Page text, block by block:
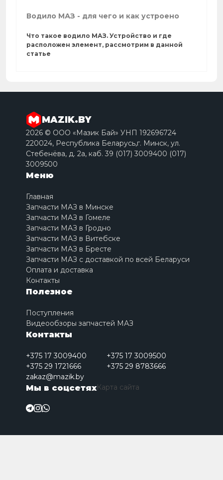
Водило МАЗ - для чего и как устроено
Что такое водило МАЗ. Устройство и где
расположен элемент, рассмотрим в данной
статье
MAZIK.BY
2026 © ООО «Мазик Бай» УНП 192696724
220024, Республика Беларусь,г. Минск, ул.
Стебенёва, д. 2a, каб. 39 (017) 3009400 (017)
3009500
Меню
Главная
Запчасти МАЗ в Минске
Запчасти МАЗ в Гомеле
Запчасти МАЗ в Гродно
Запчасти МАЗ в Витебске
Запчасти МАЗ в Бресте
Запчасти МАЗ с доставкой по всей Беларуси
Оплата и доставка
Контакты
Полезное
Поступления
Видеообзоры запчастей МАЗ
Контакты
+375 17 3009400
+375 17 3009500
+375 29 1721666
+375 29 8783666
zakaz@mazik.by
Мы в соцсетяхКарта сайта